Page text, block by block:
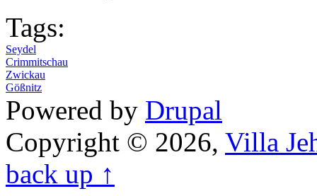
Tags:
Seydel
Crimmitschau
Zwickau
Gößnitz
Powered by Drupal
Copyright © 2026, Villa
back up ↑